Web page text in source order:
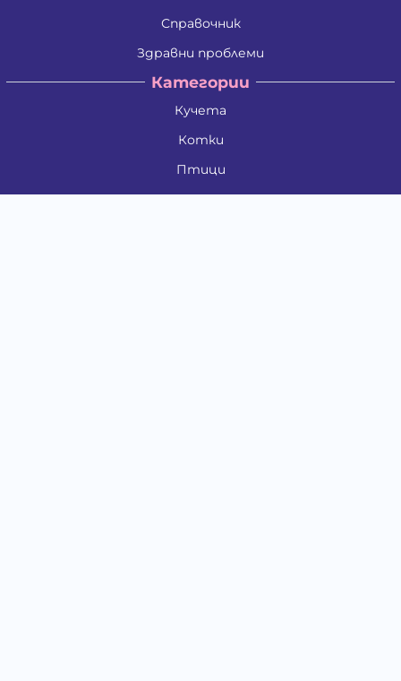
Справочник
Здравни проблеми
Категории
Кучета
Котки
Птици
Гризачи